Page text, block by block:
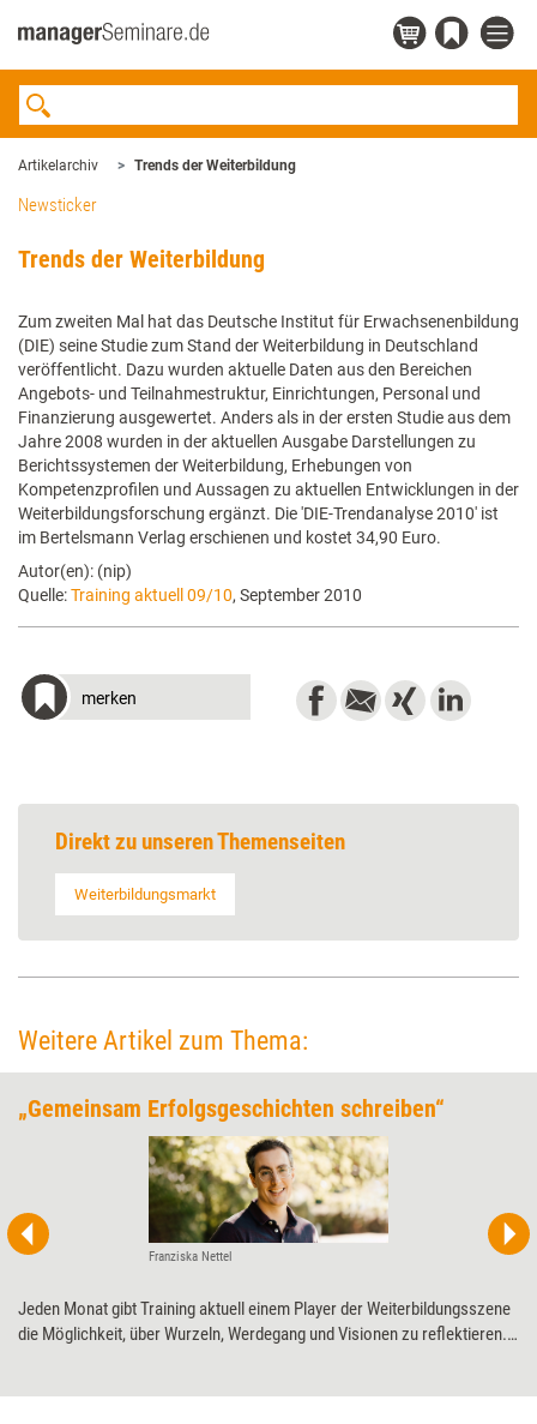
Artikelarchiv Trends der Weiterbildung
Newsticker
Trends der Weiterbildung
Zum zweiten Mal hat das Deutsche Institut für Erwachsenenbildung
(DIE) seine Studie zum Stand der Weiterbildung in Deutschland
veröffentlicht. Dazu wurden aktuelle Daten aus den Bereichen
Angebots- und Teilnahmestruktur, Einrichtungen, Personal und
Finanzierung ausgewertet. Anders als in der ersten Studie aus dem
Jahre 2008 wurden in der aktuellen Ausgabe Darstellungen zu
Berichtssystemen der Weiterbildung, Erhebungen von
Kompetenzprofilen und Aussagen zu aktuellen Entwicklungen in der
Weiterbildungsforschung ergänzt. Die 'DIE-Trendanalyse 2010' ist
im Bertelsmann Verlag erschienen und kostet 34,90 Euro.
Autor(en): (nip)
Quelle:Training aktuell 09/10, September 2010
merken
Direkt zu unseren Themenseiten
Weiterbildungsmarkt
Weitere Artikel zum Thema:
„Gemeinsam Erfolgsgeschichten schreiben“
Franziska Nettel
Jeden Monat gibt Training aktuell einem Player der Weiterbildungsszene
die Möglichkeit, über Wurzeln, Werdegang und Visionen zu ­reflektieren.